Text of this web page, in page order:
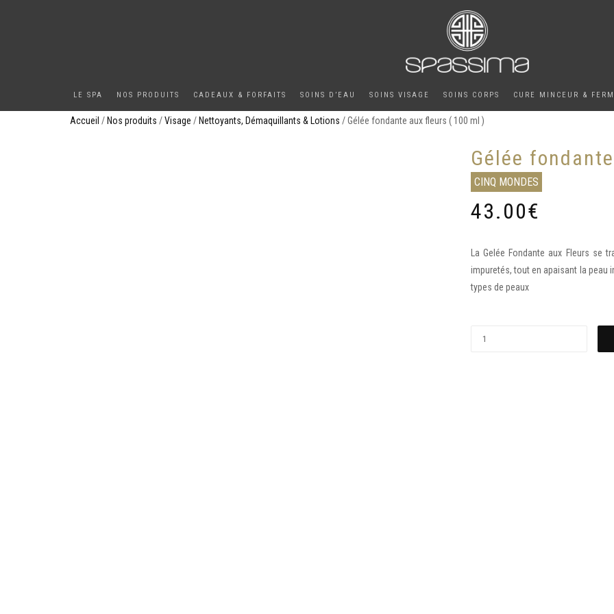
LE SPA NOS PRODUITS CADEAUX & FORFAITS SOINS D’EAU SOINS VISAGE SOINS CORPS CURE MINCEUR &
Accueil / Nos produits /Visage / Nettoyants, Démaquillants & Lotions / Gélée fondante aux fleurs ( 100 ml )
Gélée
CINQ MONDES
43.00€
La Gelée Fondante aux Fleurs se
impuretés, tout en apaisant la peau
types de peaux